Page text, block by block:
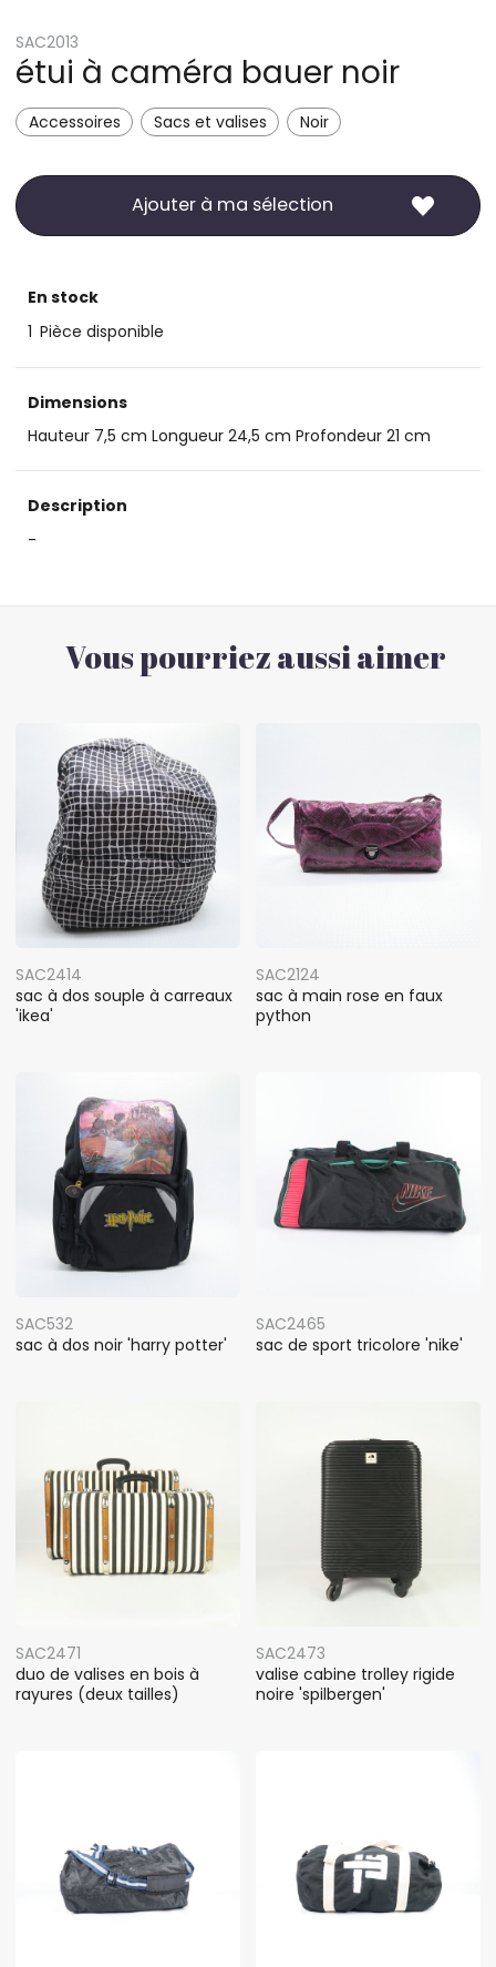
SAC2013
étui à caméra bauer noir
Accessoires Sacs et valises Noir
Ajouter à ma sélection
En stock
1 Pièce disponible
Dimensions
Hauteur 7,5 cm Longueur 24,5 cm Profondeur 21 cm
Description
-
Vous pourriez aussi aimer
SAC2414
sac à dos souple à carreaux
'ikea'
SAC2124
sac à main rose en faux
python
SAC532
sac à dos noir 'harry potter'
SAC2465
sac de sport tricolore 'nike'
SAC2471
duo de valises en bois à
rayures (deux tailles)
SAC2473
valise cabine trolley rigide
noire 'spilbergen'